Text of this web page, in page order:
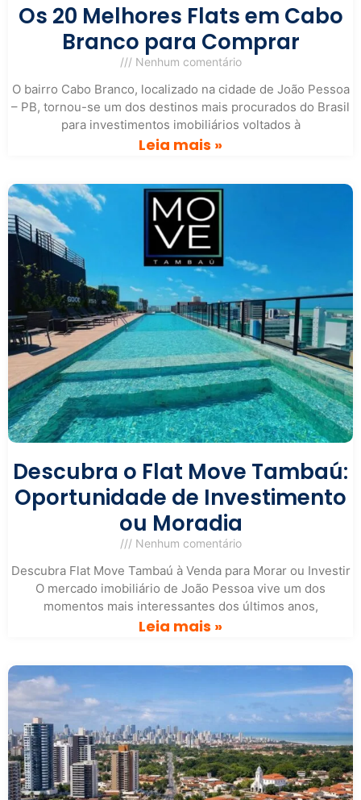
Os 20 Melhores Flats em Cabo
Branco para Comprar
Nenhum comentário
O bairro Cabo Branco, localizado na cidade de João Pessoa
– PB, tornou-se um dos destinos mais procurados do Brasil
para investimentos imobiliários voltados à
Leia mais »
Descubra o Flat Move Tambaú:
Oportunidade de Investimento
ou Moradia
Nenhum comentário
Descubra Flat Move Tambaú à Venda para Morar ou Investir
O mercado imobiliário de João Pessoa vive um dos
momentos mais interessantes dos últimos anos,
Leia mais »